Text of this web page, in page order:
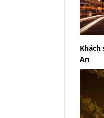
Khách
An